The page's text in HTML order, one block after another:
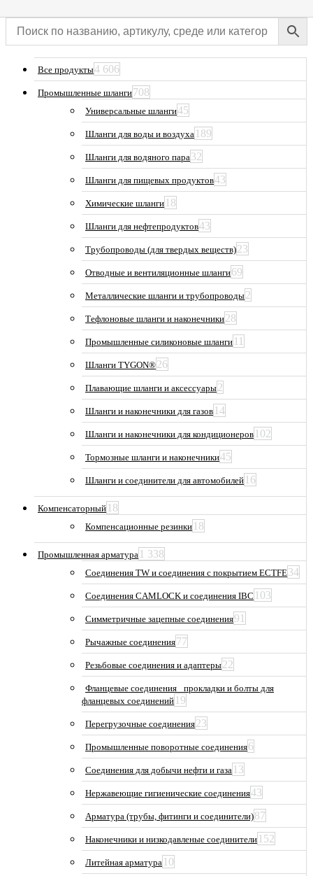
Все продукты4 606
Промышленные шланги708
Универсальные шланги45
Шланги для воды и воздуха 189
Шланги для водяного пара32
Шланги для пищевых продуктов43
Химические шланги 18
Шланги для нефтепродуктов43
Трубопроводы (для твердых веществ)23
Отводные и вентиляционные шланги69
Металлические шланги и трубопроводы2
Тефлоновые шланги и наконечники28
Промышленные силиконовые шланги 11
Шланги TYGON®26
Плавающие шланги и аксессуары2
Шланги и наконечники для газов 14
Шланги и наконечники для кондиционеров 102
Тормозные шланги и наконечники45
Шланги и соединители для автомобилей 16
Компенсаторный 18
Компенсационные резинки 18
Промышленная арматура 1 338
Соединения TW и соединения с покрытием ECTFE34
Соединения CAMLOCK и соединения IBC 103
Симметричные зацепные соединения91
Рычажные соединения77
Резьбовые соединения и адаптеры22
Фланцевые соединения_ прокладки и болты для
фланцевых соединений 19
Перегрузочные соединения23
Промышленные поворотные соединения6
Соединения для добычи нефти и газа 13
Нержавеющие гигиенические соединения43
Арматура (трубы, фитинги и соединители)87
Наконечники и низкодавленые соединители 152
Литейная арматура 10